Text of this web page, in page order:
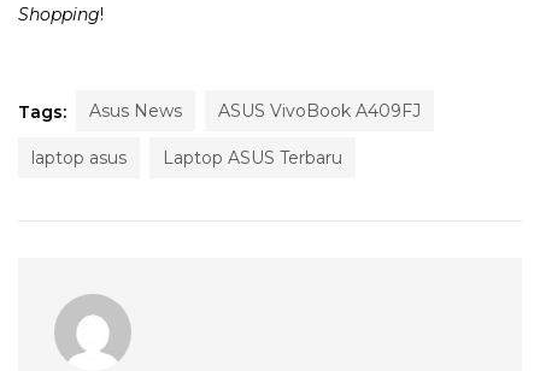
Shopping!
Tags: Asus News ASUS VivoBook A409FJ
laptop asus Laptop ASUS Terbaru